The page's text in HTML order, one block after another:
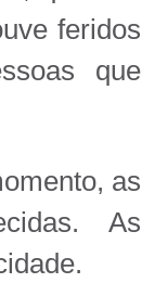
feridos
que
as
As